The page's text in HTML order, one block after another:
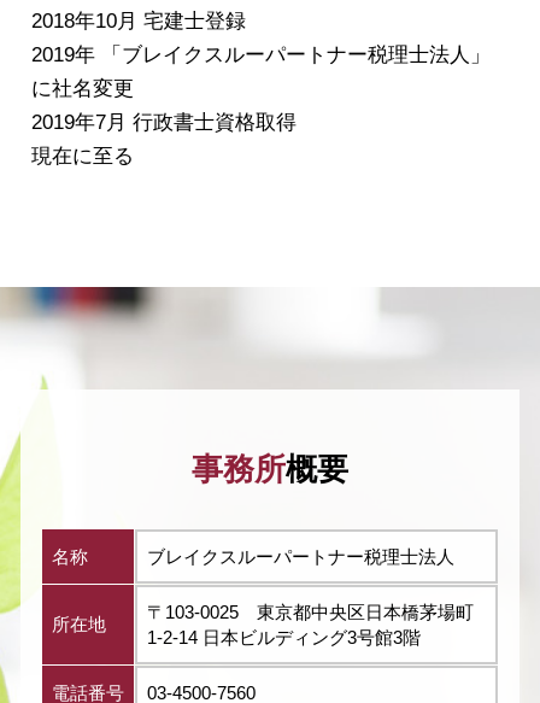
2018年10月 宅建士登録
2019年 「ブレイクスルーパートナー税理士法人」
に社名変更
2019年7月 行政書士資格取得
現在に至る
事務所概要
名称 ブレイクスルーパートナー税理士法人
所在地
〒103-0025 東京都中央区日本橋茅場町
1-2-14 日本ビルディング3号館3階
電話番号 03-4500-7560